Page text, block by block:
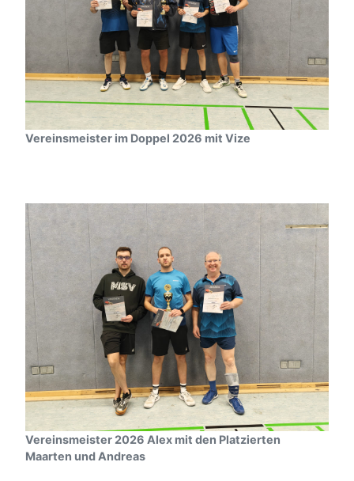
Vereinsmeister im Doppel 2026 mit Vize
Vereinsmeister 2026 Alex mit den Platzierten
Maarten und Andreas